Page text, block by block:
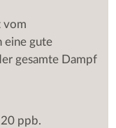
vom
eine gute
gesamte Dampf
20 ppb.